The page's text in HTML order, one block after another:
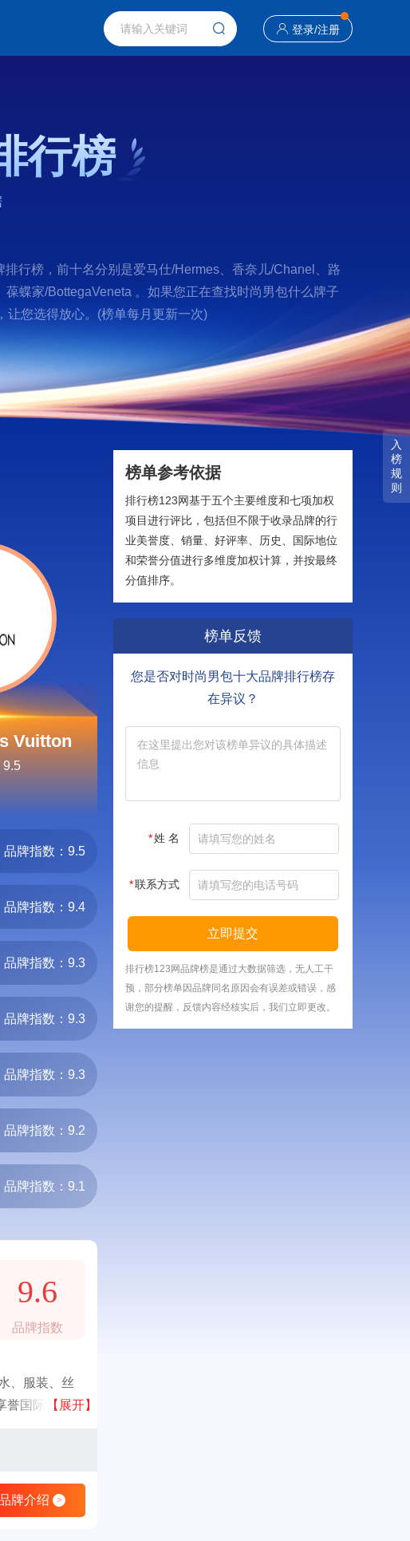
登录/注册
入
榜
规
则
行榜
行榜，前十名分别是爱马仕/Hermes、香奈儿/Chanel、路
蝶家/BottegaVeneta 。如果您正在查找时尚男包什么牌子
让您选得放心。(榜单每月更新一次)
Vuitton
9.5
品牌指数：9.5
品牌指数：9.4
品牌指数：9.3
品牌指数：9.3
品牌指数：9.3
品牌指数：9.2
品牌指数：9.1
9.6
品牌指数
、服装、丝
誉国际。【展开】
牌介绍 >
榜单参考依据
排行榜123网基于五个主要维度和七项加权
项目进行评比，包括但不限于收录品牌的行
业美誉度、销量、好评率、历史、国际地位
和荣誉分值进行多维度加权计算，并按最终
分值排序。
榜单反馈
您是否对时尚男包十大品牌排行榜存
在异议？
*姓 名
*联系方式
立即提交
排行榜123网品牌榜是通过大数据筛选，无人工干
预，部分榜单因品牌同名原因会有误差或错误，感
谢您的提醒，反馈内容经核实后，我们立即更改。